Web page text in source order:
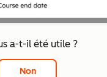
a-t-il été utile ?
Non